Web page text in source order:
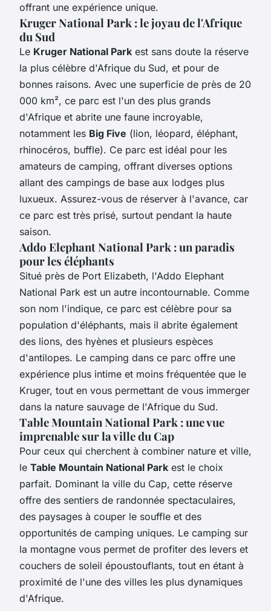
offrant une expérience unique.
Kruger National Park : le joyau de l'Afrique
du Sud
Le Kruger National Park est sans doute la réserve
la plus célèbre d'Afrique du Sud, et pour de
bonnes raisons. Avec une superficie de près de 20
000 km², ce parc est l'un des plus grands
d'Afrique et abrite une faune incroyable,
notamment les Big Five (lion, léopard, éléphant,
rhinocéros, buffle). Ce parc est idéal pour les
amateurs de camping, offrant diverses options
allant des campings de base aux lodges plus
luxueux. Assurez-vous de réserver à l'avance, car
ce parc est très prisé, surtout pendant la haute
saison.
Addo Elephant National Park : un paradis
pour les éléphants
Situé près de Port Elizabeth, l'Addo Elephant
National Park est un autre incontournable. Comme
son nom l'indique, ce parc est célèbre pour sa
population d'éléphants, mais il abrite également
des lions, des hyènes et plusieurs espèces
d'antilopes. Le camping dans ce parc offre une
expérience plus intime et moins fréquentée que le
Kruger, tout en vous permettant de vous immerger
dans la nature sauvage de l'Afrique du Sud.
Table Mountain National Park : une vue
imprenable sur la ville du Cap
Pour ceux qui cherchent à combiner nature et ville,
le Table Mountain National Park est le choix
parfait. Dominant la ville du Cap, cette réserve
offre des sentiers de randonnée spectaculaires,
des paysages à couper le souffle et des
opportunités de camping uniques. Le camping sur
la montagne vous permet de profiter des levers et
couchers de soleil époustouflants, tout en étant à
proximité de l'une des villes les plus dynamiques
d'Afrique.